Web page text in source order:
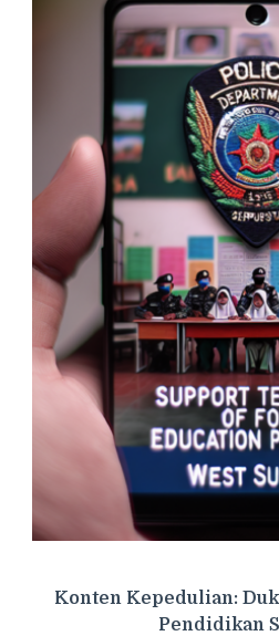
Konten Kepedulian:
Pendidikan